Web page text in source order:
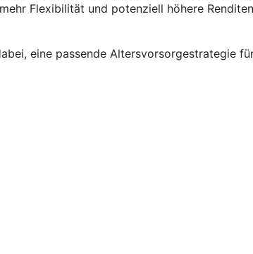
Flexibilität und potenziell höhere
eine passende Altersvorsorgestrategie